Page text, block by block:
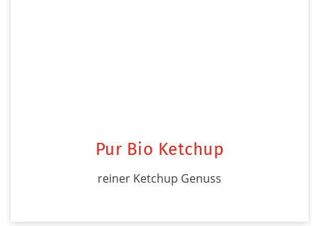
Pur Bio Ketchup
reiner Ketchup Genuss